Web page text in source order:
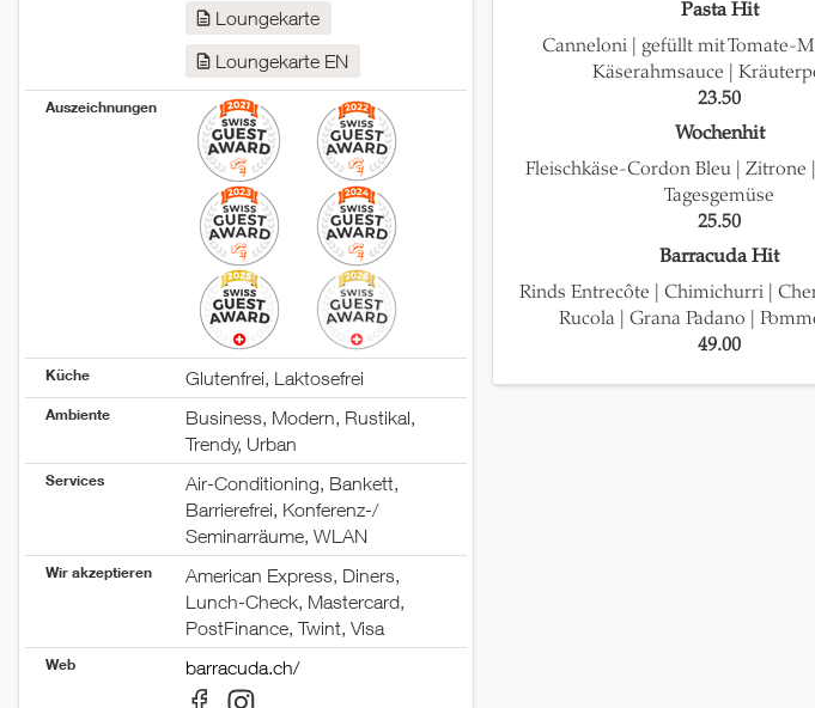
Loungekarte
Loungekarte EN
Auszeichnungen
Küche Glutenfrei, Laktosefrei
Ambiente
Business, Modern, Rustikal,
Trendy, Urban
Services
Air-Conditioning, Bankett,
Barrierefrei, Konferenz-/
Seminarräume, WLAN
Wir akzeptieren
American Express, Diners,
Lunch-Check, Mastercard,
PostFinance, Twint, Visa
Web barracuda.ch/
Pasta Hit
Canneloni | gefüllt mit Tomate-
Käserahmsauce |
23.50
Wochenhit
Fleischkäse-Cordon Bleu | Zitrone
Tagesgemüse
25.50
Barracuda Hit
Rinds Entrecôte | Chimichurri |
Rucola | Grana Padano |
49.00